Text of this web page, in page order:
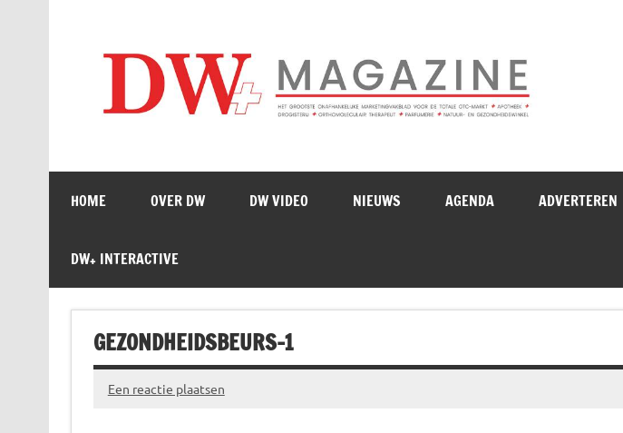
HOME OVER DW DW VIDEO NIEUWS AGENDA ADVERTEREN
DW+ INTERACTIVE
GEZONDHEIDSBEURS-1
Een reactie plaatsen